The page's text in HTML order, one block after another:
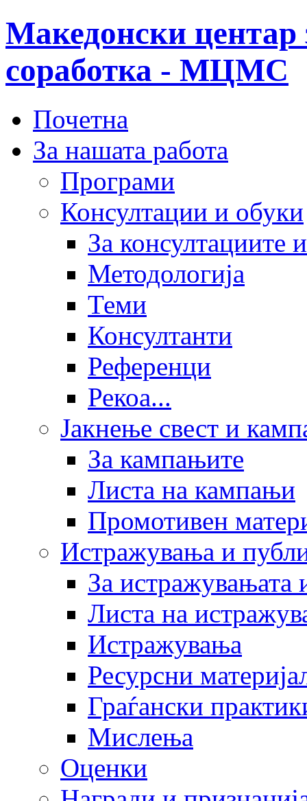
Македонски центар
соработка - МЦМС
Почетна
За нашата работа
Програми
Консултации и обуки
За консултациите
Методологија
Теми
Консултанти
Референци
Рекоа...
Јакнење свест и
За кампањите
Листа на кампањи
Промотивен
Истражувања и
За истражувањата
Листа на
Истражувања
Ресурсни
Граѓански
Мислења
Оценки